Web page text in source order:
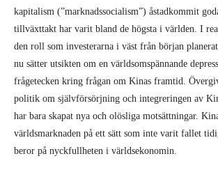
kapitalism (”marknadssocialism”) åstadkommit
tillväxttakt har varit bland de högsta i världen. I
den roll som investerarna i väst från början
nu sätter utsikten om en världsomspännande
frågetecken kring frågan om Kinas framtid.
politik om självförsörjning och integreringen av
har bara skapat nya och olösliga motsättningar.
världsmarknaden på ett sätt som inte varit fallet
beror på nyckfullheten i världsekonomin.